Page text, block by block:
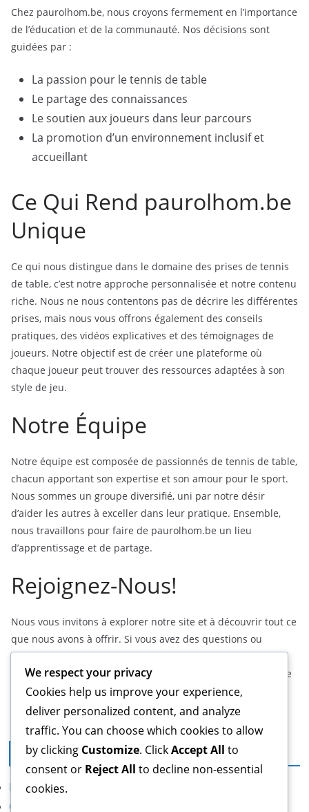
Chez paurolhom.be, nous croyons fermement en l’importance
de l’éducation et de la communauté. Nos décisions sont
guidées par :
La passion pour le tennis de table
Le partage des connaissances
Le soutien aux joueurs dans leur parcours
La promotion d’un environnement inclusif et
accueillant
Ce Qui Rend paurolhom.be
Unique
Ce qui nous distingue dans le domaine des prises de tennis
de table, c’est notre approche personnalisée et notre contenu
riche. Nous ne nous contentons pas de décrire les différentes
prises, mais nous vous offrons également des conseils
pratiques, des vidéos explicatives et des témoignages de
joueurs. Notre objectif est de créer une plateforme où
chaque joueur peut trouver des ressources adaptées à son
style de jeu.
Notre Équipe
Notre équipe est composée de passionnés de tennis de table,
chacun apportant son expertise et son amour pour le sport.
Nous sommes un groupe diversifié, uni par notre désir
d’aider les autres à exceller dans leur pratique. Ensemble,
nous travaillons pour faire de paurolhom.be un lieu
d’apprentissage et de partage.
Rejoignez-Nous!
Nous vous invitons à explorer notre site et à découvrir tout ce
que nous avons à offrir. Si vous avez des questions ou
souhaitez en savoir plus, n’hésitez pas à nous contacter à
hello@paurolhom.be. Ensemble, faisons de votre expérience
au tennis de table un moment inoubliable!
Mentions légales
Entrer en contact
Qui nous sommes
We respect your privacy
Cookies help us improve your experience,
deliver personalized content, and analyze
traffic. You can choose which cookies to allow
by clicking Customize. ClickAccept All to
consent or Reject All to decline non-essential
cookies.